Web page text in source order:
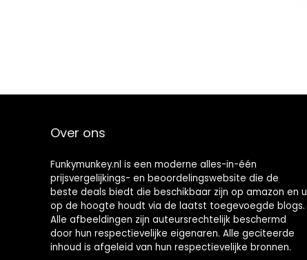
Over ons
Funkymunkey.nl is een moderne alles-in-één
prijsvergelijkings- en beoordelingswebsite die de
beste deals biedt die beschikbaar zijn op amazon en u
op de hoogte houdt via de laatst toegevoegde blogs.
Alle afbeeldingen zijn auteursrechtelijk beschermd
door hun respectievelijke eigenaren. Alle geciteerde
inhoud is afgeleid van hun respectievelijke bronnen.